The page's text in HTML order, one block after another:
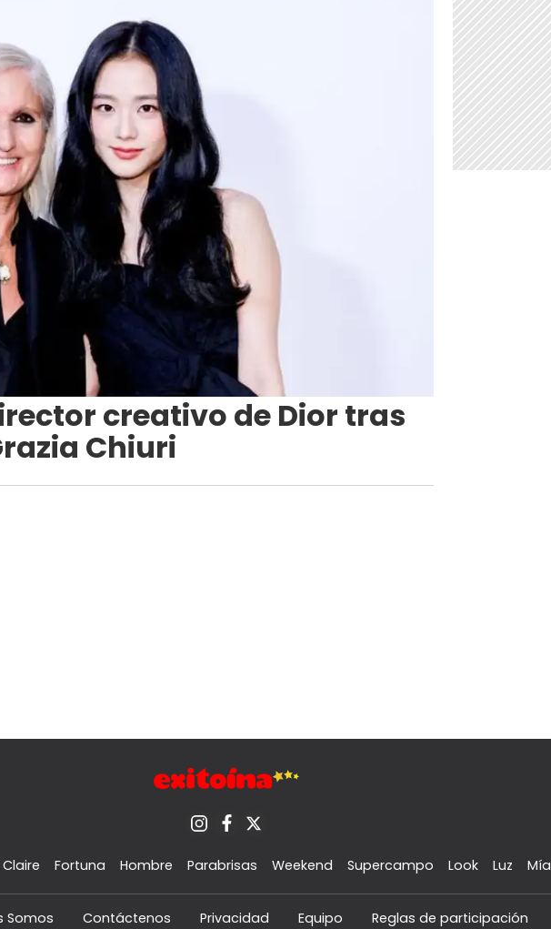
creativo de Dior tras
Chiuri
Fortuna Hombre Parabrisas Weekend Supercampo Look Luz Mía
Somos Contáctenos Privacidad Equipo Reglas de participación